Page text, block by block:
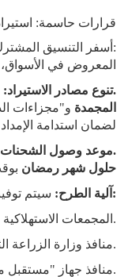
قرارات حاسمة:
:أسفر التنسيق
المعروض في الأسواق،
.تنوع مصادر الاستيراد:
المجمدة و"مجزاءات
لضمان استدامة الإمداد
.موعد وصول
حلول شهر رمضان
:آلية الطرح: سيتم
.المجمعات الاستهلاكية
.منافذ وزارة الزراعة
.منافذ جهاز "مستقبل